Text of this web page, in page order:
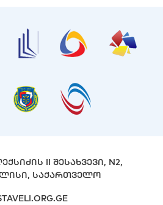
II ᲨᲔᲡᲐᲮᲕᲔᲕᲘ, N2,
ᲡᲐᲥᲐᲠᲗᲕᲔᲚᲝ